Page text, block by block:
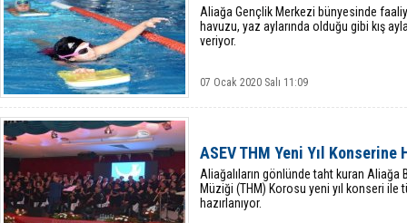
Aliağa Gençlik Merkezi bünyesinde
havuzu, yaz aylarında olduğu gibi kış
veriyor.
07 Ocak 2020 Salı 11:09
ASEV THM Yeni Yıl Konserine
Aliağalıların gönlünde taht kuran Aliağa
Müziği (THM) Korosu yeni yıl konseri ile
hazırlanıyor.